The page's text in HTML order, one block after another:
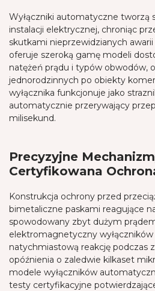
Wyłączniki automatyczne tworzą
instalacji elektrycznej, chroniąc
skutkami nieprzewidzianych
oferuje szeroką gamę modeli
natężeń prądu i typów obwodów,
jednorodzinnych po obiekty
wyłącznika funkcjonuje jako
automatycznie przerywający
milisekund.
Precyzyjne
Certyfikowana
Konstrukcja ochrony przed
bimetaliczne paskami reagujące
spowodowany zbyt dużym
elektromagnetyczny wyłączników
natychmiastową reakcję podczas
opóźnienia o zaledwie kilkaset
modele wyłączników
testy certyfikacyjne